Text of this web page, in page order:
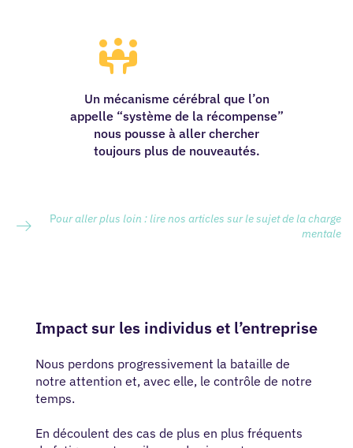
Un mécanisme cérébral que l’on
appelle “système de la récompense”
nous pousse à aller chercher
toujours plus de nouveautés.
Pour aller plus loin : lire nos articles sur le sujet de la charge
mentale
Impact sur les individus et l’entreprise
Nous perdons progressivement la bataille de
notre attention et, avec elle, le contrôle de notre
temps.
En découlent des cas de plus en plus fréquents